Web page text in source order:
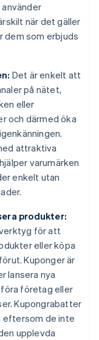
när det gäller
dem som erbjuds
Det är enkelt att
på nätet,
eller
och därmed öka
attraktiva
varumärken
enkelt utan
produkter:
för att
eller köpa
Kuponger är
lansera nya
företag eller
Kupongrabatter
eftersom de inte
upplevda